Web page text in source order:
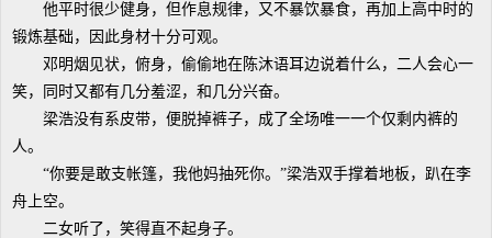
他平时很少健身，但作息规律，又不暴饮暴食，再加上高中时的
锻炼基础，因此身材十分可观。
邓明烟见状，俯身，偷偷地在陈沐语耳边说着什么，二人会心一
笑，同时又都有几分羞涩，和几分兴奋。
梁浩没有系皮带，便脱掉裤子，成了全场唯一一个仅剩内裤的
人。
“你要是敢支帐篷，我他妈抽死你。”梁浩双手撑着地板，趴在李
舟上空。
二女听了，笑得直不起身子。